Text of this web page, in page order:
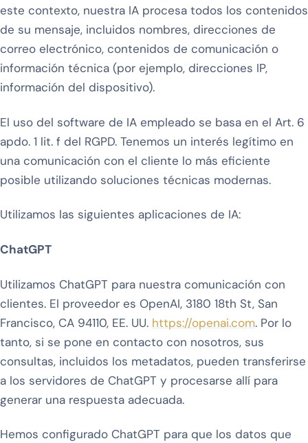
este contexto, nuestra IA procesa todos los contenidos
de su mensaje, incluidos nombres, direcciones de
correo electrónico, contenidos de comunicación o
información técnica (por ejemplo, direcciones IP,
información del dispositivo).
El uso del software de IA empleado se basa en el Art. 6
apdo. 1 lit. f del RGPD. Tenemos un interés legítimo en
una comunicación con el cliente lo más eficiente
posible utilizando soluciones técnicas modernas.
Utilizamos las siguientes aplicaciones de IA:
ChatGPT
Utilizamos ChatGPT para nuestra comunicación con
clientes. El proveedor es OpenAI, 3180 18th St, San
Francisco, CA 94110, EE. UU. https://openai.com. Por lo
tanto, si se pone en contacto con nosotros, sus
consultas, incluidos los metadatos, pueden transferirse
a los servidores de ChatGPT y procesarse allí para
generar una respuesta adecuada.
Hemos configurado ChatGPT para que los datos que